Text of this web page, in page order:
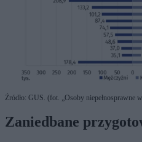
Źródło: GUS. (fot. „Osoby niepełnosprawne
Zaniedbane